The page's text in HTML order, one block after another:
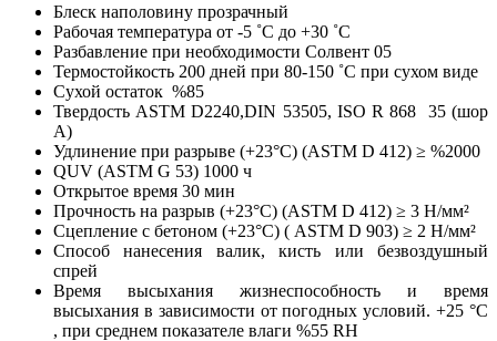
Блеск наполовину прозрачный
Рабочая температура от -5 ˚C до +30 ˚C
Разбавление при необходимости Солвент 05
Термостойкость 200 дней при 80-150 ˚C при сухом виде
Сухой остаток %85
Твердость ASTM D2240,DIN 53505, ISO R 868 35 (шор
A)
Удлинение при разрыве (+23°C) (ASTM D 412) ≥ %2000
QUV (ASTM G 53) 1000 ч
Открытое время 30 мин
Прочность на разрыв (+23°C) (ASTM D 412) ≥ 3 Н/мм²
Сцепление с бетоном (+23°C) ( ASTM D 903) ≥ 2 Н/мм²
Способ нанесения валик, кисть или безвоздушный
спрей
Время высыхания жизнеспособность и время
высыхания в зависимости от погодных условий. +25 °C
, при среднем показателе влаги %55 RH